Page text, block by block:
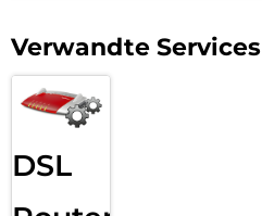
Verwandte Services
DSL